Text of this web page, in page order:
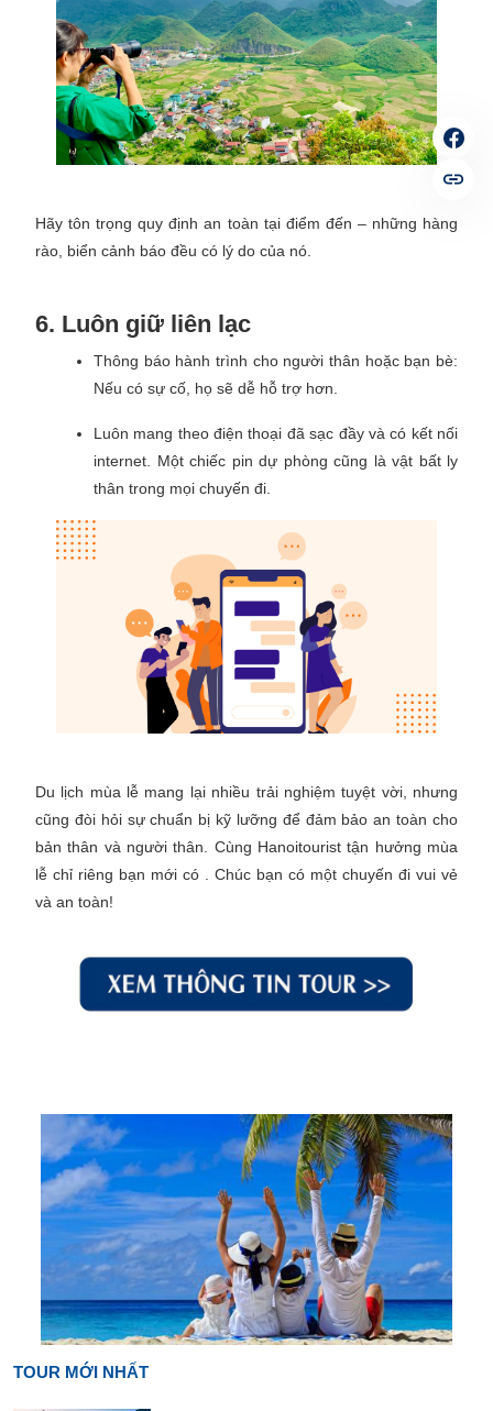
Hãy tôn trọng quy định an toàn tại điểm đến – những hàng
rào, biển cảnh báo đều có lý do của nó.
6. Luôn giữ liên lạc
Thông báo hành trình cho người thân hoặc bạn bè:
Nếu có sự cố, họ sẽ dễ hỗ trợ hơn.
Luôn mang theo điện thoại đã sạc đầy và có kết nối
internet. Một chiếc pin dự phòng cũng là vật bất ly
thân trong mọi chuyến đi.
Du lịch mùa lễ mang lại nhiều trải nghiệm tuyệt vời, nhưng
cũng đòi hỏi sự chuẩn bị kỹ lưỡng để đảm bảo an toàn cho
bản thân và người thân. Cùng Hanoitourist tận hưởng mùa
lễ chỉ riêng bạn mới có . Chúc bạn có một chuyến đi vui vẻ
và an toàn!
TOUR MỚI NHẤT